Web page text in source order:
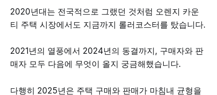
2020년대는 전국적으로 그랬던 것처럼 오렌지 카운
티 주택 시장에서도 지금까지 롤러코스터를 탔습니다.
2021년의 열풍에서 2024년의 동결까지, 구매자와 판
매자 모두 다음에 무엇이 올지 궁금해했습니다.
다행히 2025년은 주택 구매와 판매가 마침내 균형을